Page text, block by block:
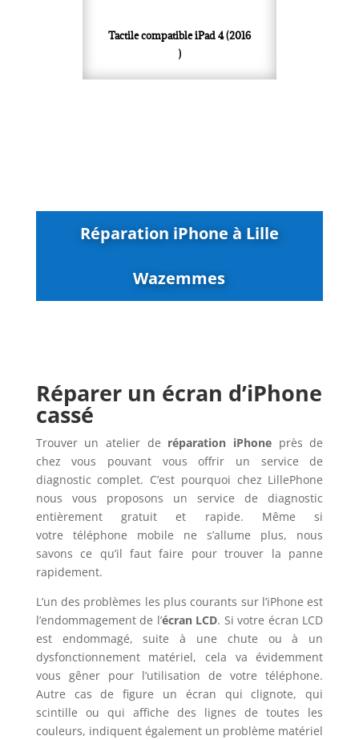
Tactile compatible iPad 4 (2016
)
Réparation iPhone à Lille
Wazemmes
Réparer un écran d’iPhone
cassé
Trouver un atelier de réparation iPhoneprès de
chez vous pouvant vous offrir un service de
diagnostic complet. C’est pourquoi chez LillePhone
nous vous proposons un service de diagnostic
entièrement gratuit et rapide. Même si
votre téléphone mobile ne s’allume plus, nous
savons ce qu’il faut faire pour trouver la panne
rapidement.
L’un des problèmes les plus courants sur l’iPhone est
l’endommagement de l’écran LCD. Si votre écran LCD
est endommagé, suite à une chute ou à un
dysfonctionnement matériel, cela va évidemment
vous gêner pour l’utilisation de votre téléphone.
Autre cas de figure un écran qui clignote, qui
scintille ou qui affiche des lignes de toutes les
couleurs, indiquent également un problème matériel